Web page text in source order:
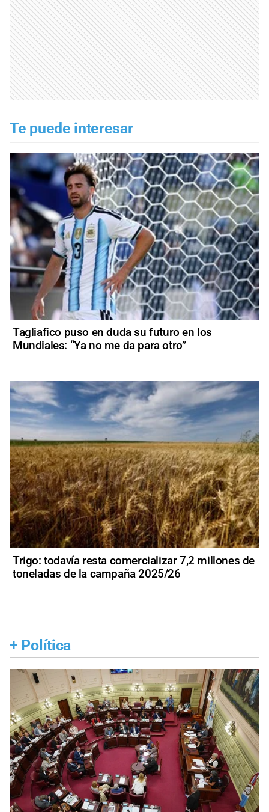
Te puede interesar
Tagliafico puso en duda su futuro en los
Mundiales: “Ya no me da para otro”
Trigo: todavía resta comercializar 7,2 millones de
toneladas de la campaña 2025/26
+ Política